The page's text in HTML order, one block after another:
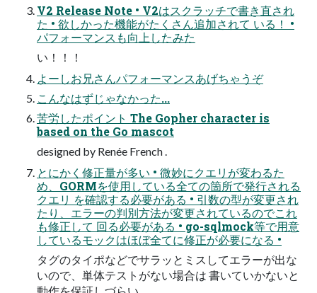
V2 Release Note • V2はスクラッチで書き直され
た • 欲しかった機能がたくさん追加されて いる！ •
パフォーマンスも向上したみた
い！！！
よーしお兄さんパフォーマンスあげちゃうぞ
こんなはずじゃなかった...
苦労したポイント The Gopher character is
based on the Go mascot
designed by Renée French .
とにかく修正量が多い • 微妙にクエリが変わるた
め、GORMを使用している全ての箇所で発行される
クエリ を確認する必要がある • 引数の型が変更され
たり、エラーの判別方法が変更されているのでこれ
も修正して 回る必要がある • go-sqlmock等で用意
しているモックはほぼ全てに修正が必要になる •
タグのタイポなどでサラッとミスしてエラーが出な
いので、単体テストがない場合は 書いていかないと